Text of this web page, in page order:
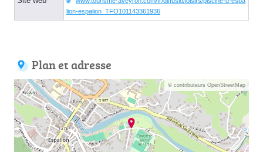
lion-espalion_TFO101143361936
Plan et adresse
© contributeurs OpenStreetMap